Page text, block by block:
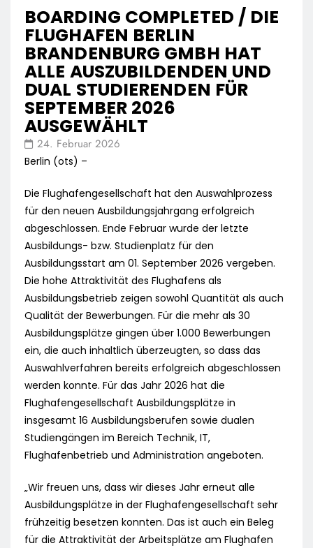
BOARDING COMPLETED / DIE
FLUGHAFEN BERLIN
BRANDENBURG GMBH HAT
ALLE AUSZUBILDENDEN UND
DUAL STUDIERENDEN FÜR
SEPTEMBER 2026
AUSGEWÄHLT
24. Februar 2026
Berlin (ots) –
Die Flughafengesellschaft hat den Auswahlprozess
für den neuen Ausbildungsjahrgang erfolgreich
abgeschlossen. Ende Februar wurde der letzte
Ausbildungs- bzw. Studienplatz für den
Ausbildungsstart am 01. September 2026 vergeben.
Die hohe Attraktivität des Flughafens als
Ausbildungsbetrieb zeigen sowohl Quantität als auch
Qualität der Bewerbungen. Für die mehr als 30
Ausbildungsplätze gingen über 1.000 Bewerbungen
ein, die auch inhaltlich überzeugten, so dass das
Auswahlverfahren bereits erfolgreich abgeschlossen
werden konnte. Für das Jahr 2026 hat die
Flughafengesellschaft Ausbildungsplätze in
insgesamt 16 Ausbildungsberufen sowie dualen
Studiengängen im Bereich Technik, IT,
Flughafenbetrieb und Administration angeboten.
„Wir freuen uns, dass wir dieses Jahr erneut alle
Ausbildungsplätze in der Flughafengesellschaft sehr
frühzeitig besetzen konnten. Das ist auch ein Beleg
für die Attraktivität der Arbeitsplätze am Flughafen